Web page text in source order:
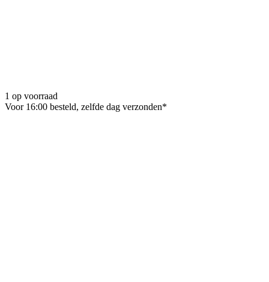
1 op voorraad
Voor 16:00 besteld, zelfde dag verzonden*